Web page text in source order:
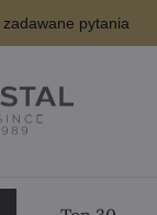
pytania